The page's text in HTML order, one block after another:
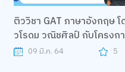
ติววิชา GAT ภาษาอังกฤษ
วโรดม วณิชศิลป์ กับโครงการ B2S Smart
to U09 มี.ค. 64 5